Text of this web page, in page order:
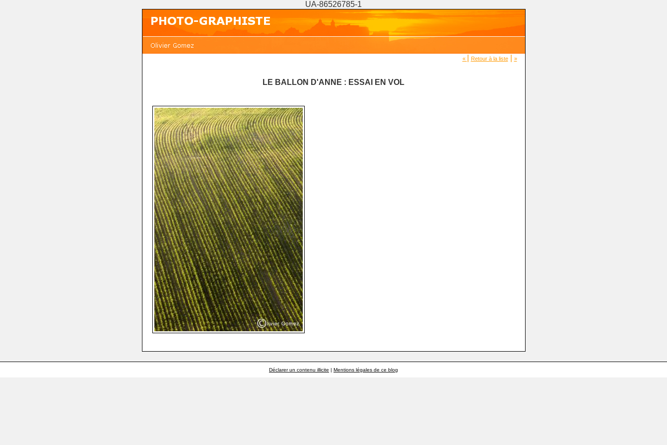
UA-86526785-1
« Retour à la liste| »
LE BALLON D'ANNE : ESSAI EN VOL
Déclarer un contenu illicite Mentions légales de ce blog